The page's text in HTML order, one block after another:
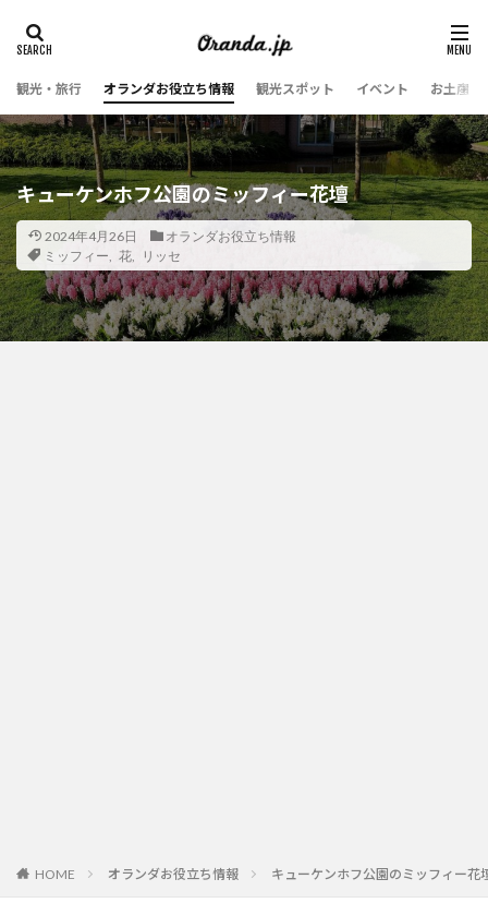
観光・旅行 オランダお役立ち情報 観光スポット イベント お土産・
キューケンホフ公園のミッフィー花壇
2024年4月26日
オランダお役立ち情報
ミッフィー
花, リッセ
HOME オランダお役立ち情報 キューケンホフ公園のミッフィー花